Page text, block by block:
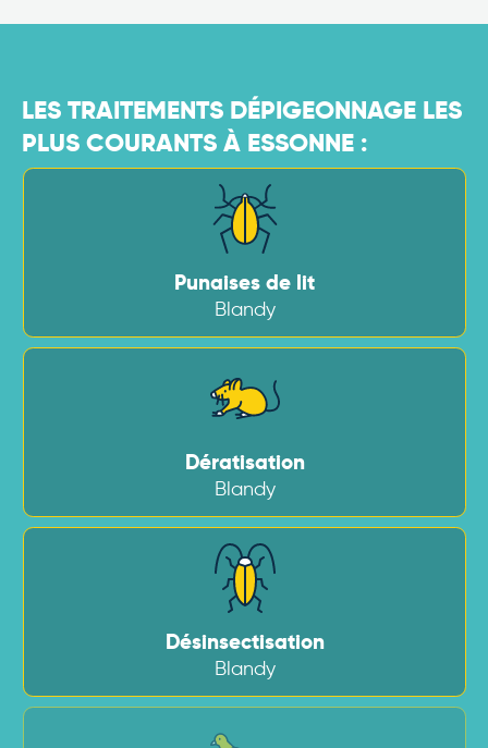
LES TRAITEMENTS DÉPIGEONNAGE LES
PLUS COURANTS À ESSONNE :
Punaises de lit
Blandy
Dératisation
Blandy
Désinsectisation
Blandy